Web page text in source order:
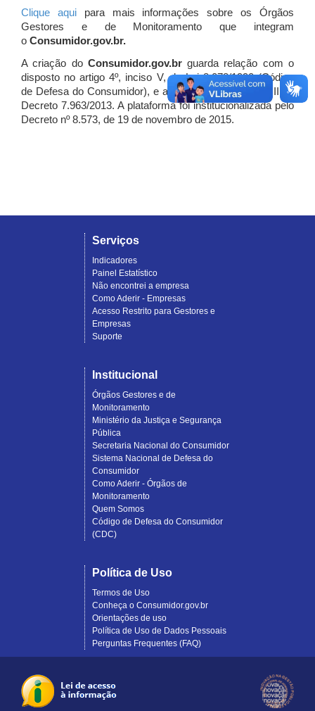
Clique aquipara mais informações sobre os Órgãos
Gestores e de Monitoramento que integram
o Consumidor.gov.br.
A criação do Consumidor.gov.brguarda relação com o
disposto no artigo 4º, inciso V, da Lei 8.078/1990 (Código
de Defesa do Consumidor), e artigo 7º, incisos I, II e III do
Decreto 7.963/2013. A plataforma foi institucionalizada pelo
Decreto nº 8.573, de 19 de novembro de 2015.
Serviços
Indicadores
Painel Estatístico
Não encontrei a empresa
Como Aderir - Empresas
Acesso Restrito para Gestores e
Empresas
Suporte
Institucional
Órgãos Gestores e de
Monitoramento
Ministério da Justiça e Segurança
Pública
Secretaria Nacional do Consumidor
Sistema Nacional de Defesa do
Consumidor
Como Aderir - Órgãos de
Monitoramento
Quem Somos
Código de Defesa do Consumidor
(CDC)
Política de Uso
Termos de Uso
Conheça o Consumidor.gov.br
Orientações de uso
Política de Uso de Dados Pessoais
Perguntas Frequentes (FAQ)